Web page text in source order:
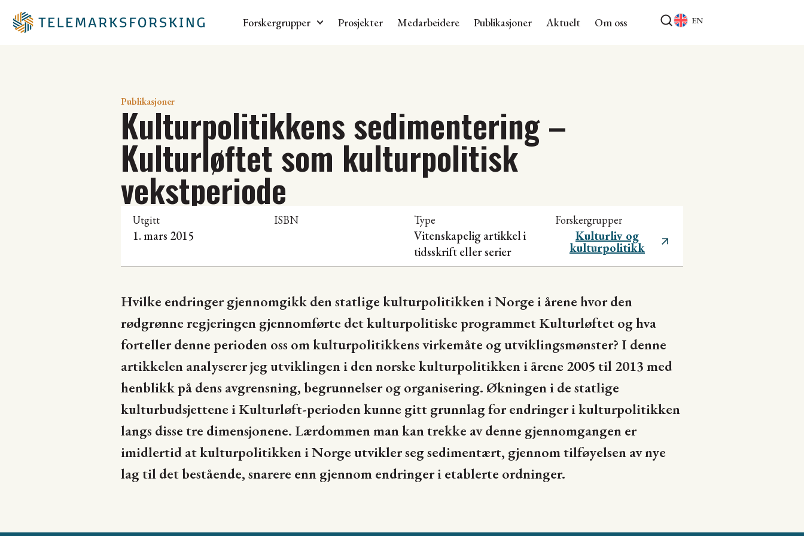
Forskergrupper Prosjekter Medarbeidere Publikasjoner Aktuelt Om oss EN
Publikasjoner
Kulturpolitikkens sedimentering –
Kulturløftet som kulturpolitisk
vekstperiode
Utgitt
1. mars 2015
ISBN Type
Vitenskapelig artikkel i
tidsskrift eller serier
Forskergrupper
Kulturliv og
kulturpolitikk
Hvilke endringer gjennomgikk den statlige kulturpolitikken i Norge i årene hvor den
rødgrønne regjeringen gjennomførte det kulturpolitiske programmet Kulturløftet og hva
forteller denne perioden oss om kulturpolitikkens virkemåte og utviklingsmønster? I denne
artikkelen analyserer jeg utviklingen i den norske kulturpolitikken i årene 2005 til 2013 med
henblikk på dens avgrensning, begrunnelser og organisering. Økningen i de statlige
kulturbudsjettene i Kulturløft-perioden kunne gitt grunnlag for endringer i kulturpolitikken
langs disse tre dimensjonene. Lærdommen man kan trekke av denne gjennomgangen er
imidlertid at kulturpolitikken i Norge utvikler seg sedimentært, gjennom tilføyelsen av nye
lag til det bestående, snarere enn gjennom endringer i etablerte ordninger.